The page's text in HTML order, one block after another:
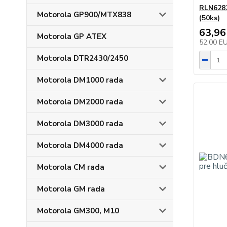
Motorola GP900/MTX838
Motorola GP ATEX
Motorola DTR2430/2450
Motorola DM1000 rada
Motorola DM2000 rada
Motorola DM3000 rada
Motorola DM4000 rada
Motorola CM rada
Motorola GM rada
Motorola GM300, M10
(50ks)
52,00